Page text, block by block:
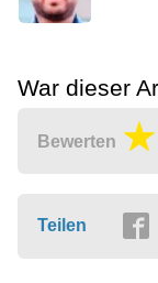
War dieser
Bewerten
Teilen